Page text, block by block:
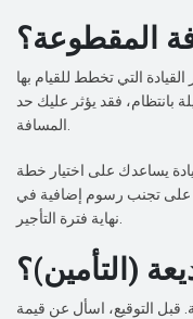
المقطوعة؟
التي تخطط للقيام بها
بانتظام، فقد يؤثر عليك حد
المسافة.
يساعدك على اختيار خطة
على تجنب رسوم إضافية في
نهاية فترة التأجير.
(التأمين)؟
قبل التوقيع، اسأل عن قيمة